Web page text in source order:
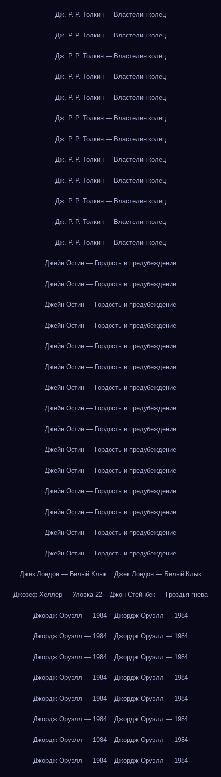
Дж. Р. Р. Толкин — Властелин колец
Дж. Р. Р. Толкин — Властелин колец
Дж. Р. Р. Толкин — Властелин колец
Дж. Р. Р. Толкин — Властелин колец
Дж. Р. Р. Толкин — Властелин колец
Дж. Р. Р. Толкин — Властелин колец
Дж. Р. Р. Толкин — Властелин колец
Дж. Р. Р. Толкин — Властелин колец
Дж. Р. Р. Толкин — Властелин колец
Дж. Р. Р. Толкин — Властелин колец
Дж. Р. Р. Толкин — Властелин колец
Дж. Р. Р. Толкин — Властелин колец
Джейн Остин — Гордость и предубеждение
Джейн Остин — Гордость и предубеждение
Джейн Остин — Гордость и предубеждение
Джейн Остин — Гордость и предубеждение
Джейн Остин — Гордость и предубеждение
Джейн Остин — Гордость и предубеждение
Джейн Остин — Гордость и предубеждение
Джейн Остин — Гордость и предубеждение
Джейн Остин — Гордость и предубеждение
Джейн Остин — Гордость и предубеждение
Джейн Остин — Гордость и предубеждение
Джейн Остин — Гордость и предубеждение
Джейн Остин — Гордость и предубеждение
Джейн Остин — Гордость и предубеждение
Джейн Остин — Гордость и предубеждение
Джек Лондон — Белый Клык Джек Лондон — Белый Клык
Джозеф Хеллер — Уловка-22 Джон Стейнбек — Гроздья гнева
Джордж Оруэлл — 1984 Джордж Оруэлл — 1984
Джордж Оруэлл — 1984 Джордж Оруэлл — 1984
Джордж Оруэлл — 1984 Джордж Оруэлл — 1984
Джордж Оруэлл — 1984 Джордж Оруэлл — 1984
Джордж Оруэлл — 1984 Джордж Оруэлл — 1984
Джордж Оруэлл — 1984 Джордж Оруэлл — 1984
Джордж Оруэлл — 1984 Джордж Оруэлл — 1984
Джордж Оруэлл — 1984 Джордж Оруэлл — 1984